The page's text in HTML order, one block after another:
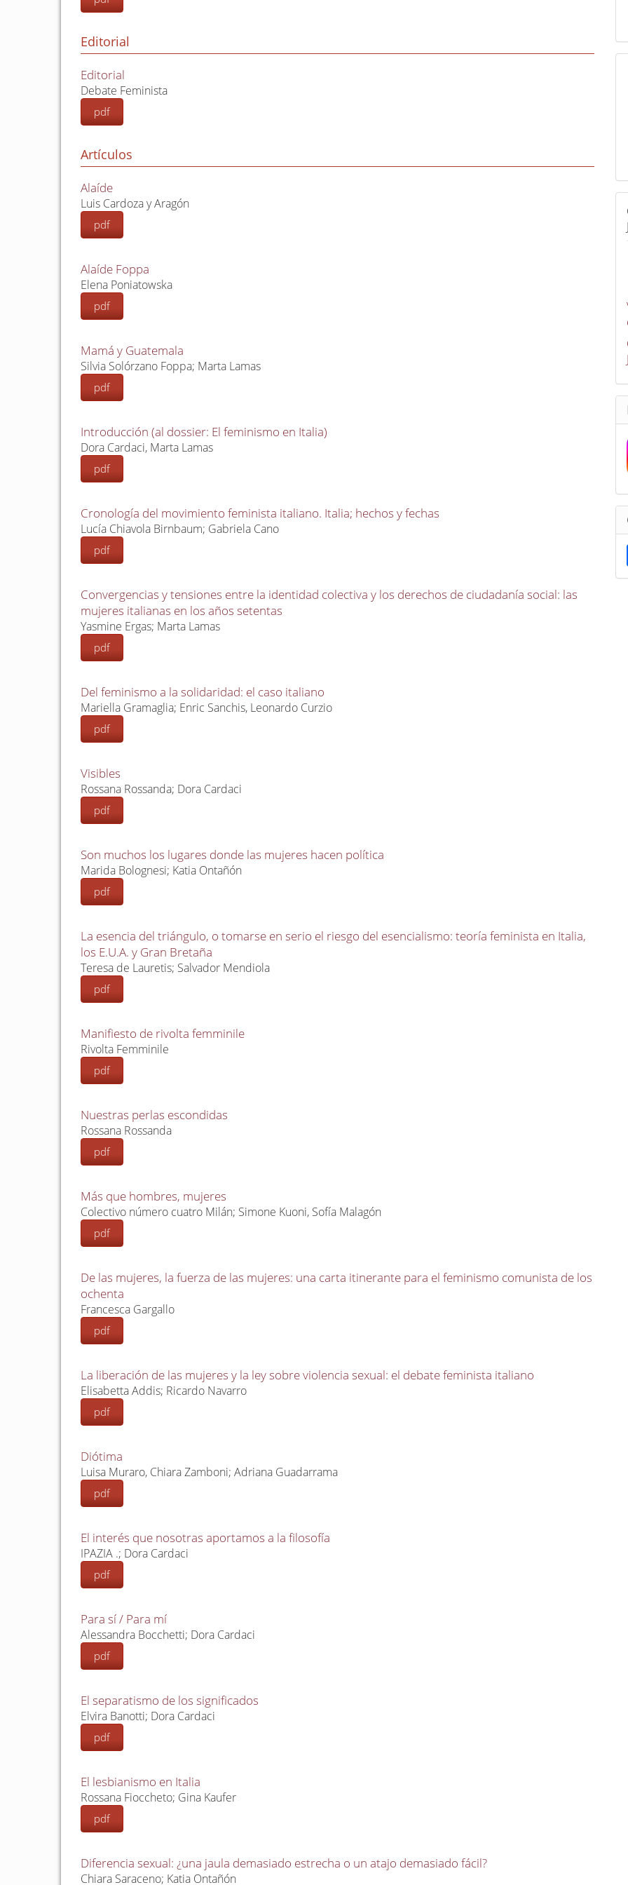
Editorial
Editorial
Debate Feminista
pdf
Artículos
Alaíde
Luis Cardoza y Aragón
pdf
Alaíde Foppa
Elena Poniatowska
pdf
Mamá y Guatemala
Silvia Solórzano Foppa; Marta Lamas
pdf
Introducción (al dossier: El feminismo en Italia)
Dora Cardaci, Marta Lamas
pdf
Cronología del movimiento feminista italiano. Italia; hechos y fechas
Lucía Chiavola Birnbaum; Gabriela Cano
pdf
Convergencias y tensiones entre la identidad colectiva y los derechos de ciudadanía social: las
mujeres italianas en los años setentas
Yasmine Ergas; Marta Lamas
pdf
Del feminismo a la solidaridad: el caso italiano
Mariella Gramaglia; Enric Sanchis, Leonardo Curzio
pdf
Visibles
Rossana Rossanda; Dora Cardaci
pdf
Son muchos los lugares donde las mujeres hacen política
Marida Bolognesi; Katia Ontañón
pdf
La esencia del triángulo, o tomarse en serio el riesgo del esencialismo: teoría feminista en Italia,
los E.U.A. y Gran Bretaña
Teresa de Lauretis; Salvador Mendiola
pdf
Manifiesto de rivolta femminile
Rivolta Femminile
pdf
Nuestras perlas escondidas
Rossana Rossanda
pdf
Más que hombres, mujeres
Colectivo número cuatro Milán; Simone Kuoni, Sofía Malagón
pdf
De las mujeres, la fuerza de las mujeres: una carta itinerante para el feminismo comunista de los
ochenta
Francesca Gargallo
pdf
La liberación de las mujeres y la ley sobre violencia sexual: el debate feminista italiano
Elisabetta Addis; Ricardo Navarro
pdf
Diótima
Luisa Muraro, Chiara Zamboni; Adriana Guadarrama
pdf
El interés que nosotras aportamos a la filosofía
IPAZIA .; Dora Cardaci
pdf
Para sí / Para mí
Alessandra Bocchetti; Dora Cardaci
pdf
El separatismo de los significados
Elvira Banotti; Dora Cardaci
pdf
El lesbianismo en Italia
Rossana Fioccheto; Gina Kaufer
pdf
Diferencia sexual: ¿una jaula demasiado estrecha o un atajo demasiado fácil?
Chiara Saraceno; Katia Ontañón
i